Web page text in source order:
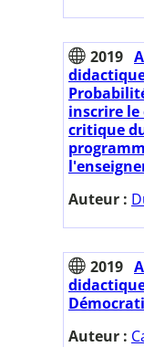
2019
inscrire
critique
Auteur :
2019
Auteur :